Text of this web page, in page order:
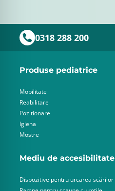
0318 288 200
Produse pediatrice
Mobilitate
Reabilitare
Pozitionare
Igiena
Mostre
Mediu de accesibilitate
Dispozitive pentru urcarea scărilor